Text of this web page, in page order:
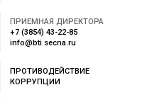
ПРИЕМНАЯ ДИРЕКТОРА
+7 (3854) 43-22-85
info@bti.secna.ru
ПРОТИВОДЕЙСТВИЕ
КОРРУПЦИИ